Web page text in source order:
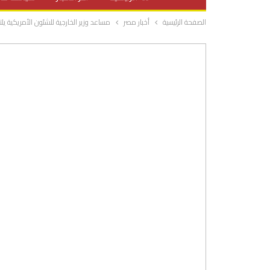
صحة وتغذية
المرأة والحياة الصفحة الرئيسية أخبار مصر مساعد وزير الخارجية للشئون